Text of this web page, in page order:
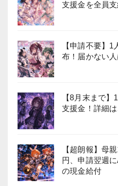
支援金を全員
【申請不要】
布！届かない
【8月末まで
支援金！詳細
【超朗報】母
円、申請翌週
の現金給付